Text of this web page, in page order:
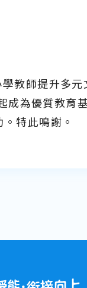
教師提升多
成為優質教
特此鳴謝。